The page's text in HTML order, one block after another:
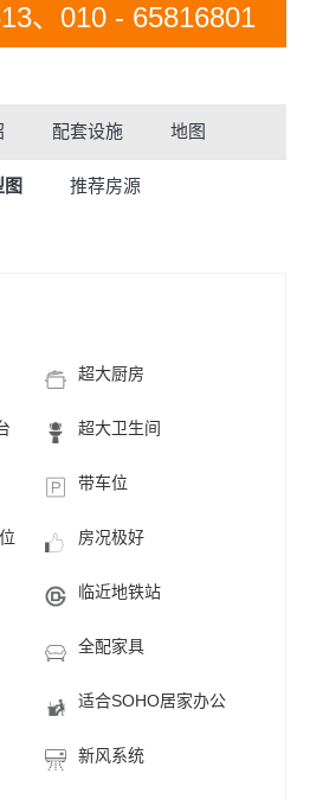
、010 - 65816801
配套设施 地图
推荐房源
超大厨房
超大卫生间
带车位
房况极好
临近地铁站
全配家具
适合SOHO居家办公
新风系统